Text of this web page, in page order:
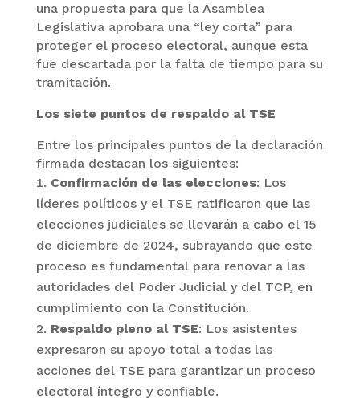
una propuesta para que la Asamblea
Legislativa aprobara una “ley corta” para
proteger el proceso electoral, aunque esta
fue descartada por la falta de tiempo para su
tramitación.
Los siete puntos de respaldo al TSE
Entre los principales puntos de la declaración
firmada destacan los siguientes:
Confirmación de las elecciones: Los
líderes políticos y el TSE ratificaron que las
elecciones judiciales se llevarán a cabo el 15
de diciembre de 2024, subrayando que este
proceso es fundamental para renovar a las
autoridades del Poder Judicial y del TCP, en
cumplimiento con la Constitución.
Respaldo pleno al TSE: Los asistentes
expresaron su apoyo total a todas las
acciones del TSE para garantizar un proceso
electoral íntegro y confiable.